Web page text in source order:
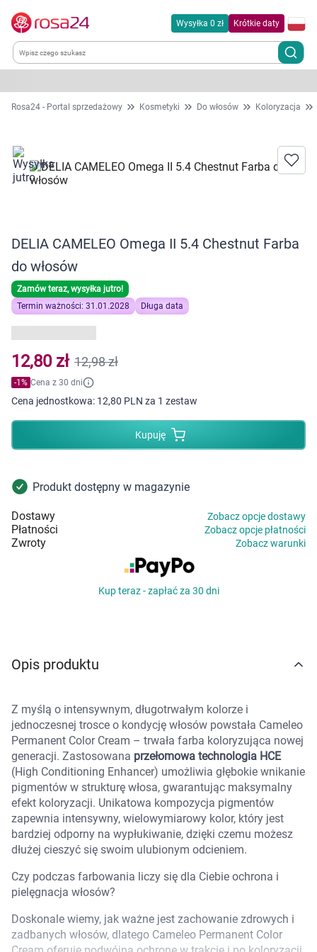
Korzystamy z plików cookies w celu
Wysyłka 0 zł Krótkie daty
Kategorie
Dla zwierząt
Zdrowie
Kobieta w ciąży i mama
Dziecko
Higiena
Kosmetyki
Sprzęt medyczny
Rosa24 - Portal sprzedażowy Kosmetyki Do włosów Koloryzacja
DELIA CAMELEO Omega II 5.4 Chestnut Farba
do włosów
Zamów teraz, wysyłka jutro!
Termin ważności: 31.01.2028
Długa data
12,80 zł 12,98 zł
-1 % Cena z 30 dni
Cena jednostkowa: 12,80 PLN za 1 zestaw
Kupuję
Produkt dostępny w magazynie
Dostawy Zobacz opcje dostawy
Płatności Zobacz opcje płatności
Zwroty Zobacz warunki
Kup teraz - zapłać za 30 dni
Opis produktu
Z myślą o intensywnym, długotrwałym kolorze i
jednoczesnej trosce o kondycję włosów powstała Cameleo
Permanent Color Cream – trwała farba koloryzująca nowej
generacji. Zastosowana przełomowa technologia HCE
(High Conditioning Enhancer) umożliwia głębokie wnikanie
pigmentów w strukturę włosa, gwarantując maksymalny
efekt koloryzacji. Unikatowa kompozycja pigmentów
zapewnia intensywny, wielowymiarowy kolor, który jest
bardziej odporny na wypłukiwanie, dzięki czemu możesz
dłużej cieszyć się swoim ulubionym odcieniem.
Czy podczas farbowania liczy się dla Ciebie ochrona i
pielęgnacja włosów?
Doskonale wiemy, jak ważne jest zachowanie zdrowych i
zadbanych włosów, dlatego Cameleo Permanent Color